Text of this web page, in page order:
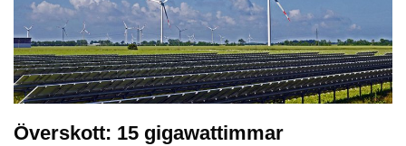
Överskott: 15 gigawattimmar